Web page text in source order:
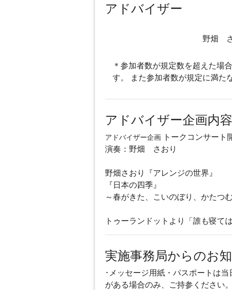
アドバイザー
野畑 さ
＊参加者数が規定数を超えた場
す。 また参加者数が規定に満た
アドバイザー企画内容
アドバイザー企画 トークコンサート
演奏：野畑 さおり
野畑さおり『アレンジの世界』
『日本の四季』
～春がきた、こいのぼり、かたつ
トゥーランドットより「誰も寝
実施事務局からのお
･メッセージ用紙・パスポートは
がある場合のみ、ご持参ください。